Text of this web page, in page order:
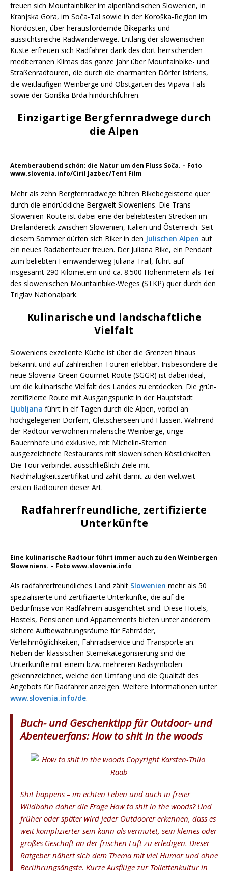
freuen sich Mountainbiker im alpenländischen Slowenien, in
Kranjska Gora, im Soča-Tal sowie in der Koroška-Region im
Nordosten, über herausfordernde Bikeparks und
aussichtsreiche Radwanderwege. Entlang der slowenischen
Küste erfreuen sich Radfahrer dank des dort herrschenden
mediterranen Klimas das ganze Jahr über Mountainbike- und
Straßenradtouren, die durch die charmanten Dörfer Istriens,
die weitläufigen Weinberge und Obstgärten des Vipava-Tals
sowie der Goriška Brda hindurchführen.
Einzigartige Bergfernradwege durch
die Alpen
Atemberaubend schön: die Natur um den Fluss Soča. – Foto
www.slovenia.info/Ciril Jazbec/Tent Film
Mehr als zehn Bergfernradwege führen Bikebegeisterte quer
durch die eindrückliche Bergwelt Sloweniens. Die Trans-
Slowenien-Route ist dabei eine der beliebtesten Strecken im
Dreiländereck zwischen Slowenien, Italien und Österreich. Seit
diesem Sommer dürfen sich Biker in den Julischen Alpen auf
ein neues Radabenteuer freuen. Der Juliana Bike, ein Pendant
zum beliebten Fernwanderweg Juliana Trail, führt auf
insgesamt 290 Kilometern und ca. 8.500 Höhenmetern als Teil
des slowenischen Mountainbike-Weges (STKP) quer durch den
Triglav Nationalpark.
Kulinarische und landschaftliche
Vielfalt
Sloweniens exzellente Küche ist über die Grenzen hinaus
bekannt und auf zahlreichen Touren erlebbar. Insbesondere die
neue Slovenia Green Gourmet Route (SGGR) ist dabei ideal,
um die kulinarische Vielfalt des Landes zu entdecken. Die grün-
zertifizierte Route mit Ausgangspunkt in der Hauptstadt
Ljubljana führt in elf Tagen durch die Alpen, vorbei an
hochgelegenen Dörfern, Gletscherseen und Flüssen. Während
der Radtour verwöhnen malerische Weinberge, urige
Bauernhöfe und exklusive, mit Michelin-Sternen
ausgezeichnete Restaurants mit slowenischen Köstlichkeiten.
Die Tour verbindet ausschließlich Ziele mit
Nachhaltigkeitszertifikat und zählt damit zu den weltweit
ersten Radtouren dieser Art.
Radfahrerfreundliche, zertifizierte
Unterkünfte
Eine kulinarische Radtour führt immer auch zu den Weinbergen
Sloweniens. – Foto www.slovenia.info
Als radfahrerfreundliches Land zählt Slowenien mehr als 50
spezialisierte und zertifizierte Unterkünfte, die auf die
Bedürfnisse von Radfahrern ausgerichtet sind. Diese Hotels,
Hostels, Pensionen und Appartements bieten unter anderem
sichere Aufbewahrungsräume für Fahrräder,
Verleihmöglichkeiten, Fahrradservice und Transporte an.
Neben der klassischen Sternekategorisierung sind die
Unterkünfte mit einem bzw. mehreren Radsymbolen
gekennzeichnet, welche den Umfang und die Qualität des
Angebots für Radfahrer anzeigen. Weitere Informationen unter
www.slovenia.info/de.
Buch- und Geschenktipp für Outdoor- und
Abenteuerfans: How to shit in the woods
Shit happens – im echten Leben und auch in freier
Wildbahn daher die Frage How to shit in the woods?Und
früher oder später wird jeder Outdoorer erkennen, dass es
weit komplizierter sein kann als vermutet, sein kleines oder
großes Geschäft an der frischen Luft zu erledigen. Dieser
Ratgeber nähert sich dem Thema mit viel Humor und ohne
Berührungsängste. Kurze Ausflüge zur Toilettenkultur in